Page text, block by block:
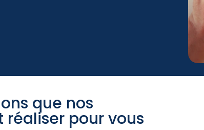
que nos
pour vous